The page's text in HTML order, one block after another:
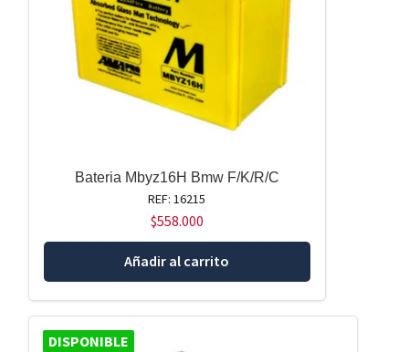
Bateria Mbyz16H Bmw F/K/R/C
REF: 16215
$558.000
Añadir al carrito
DISPONIBLE